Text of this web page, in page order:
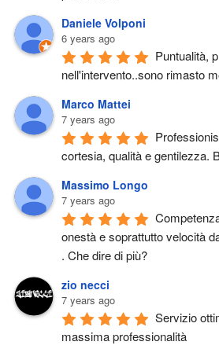
Daniele Volponi
6 years ago
Puntualità,
nell'intervento..sono rimasto
Marco Mattei
7 years ago
cortesia, qualità e gentilezza.
Massimo Longo
7 years ago
onestà e soprattutto velocità
. Che dire di più?
zio necci
7 years ago
Servizio
massima professionalità